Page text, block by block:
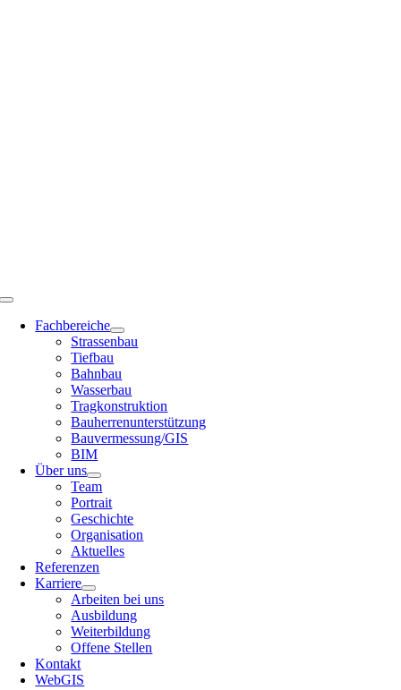
Toggle
NavigationFachbereiche
Strassenbau
Tiefbau
Bahnbau
Wasserbau
Tragkonstruktion
Bauherrenunterstützung
Bauvermessung/GIS
BIM
Über uns
Team
Portrait
Geschichte
Organisation
Aktuelles
Referenzen
Karriere
Arbeiten bei uns
Ausbildung
Weiterbildung
Offene Stellen
Kontakt
WebGIS